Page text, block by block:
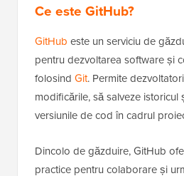
Ce este GitHub?
GitHub este un serviciu de
pentru dezvoltarea software și
folosind Git. Permite
modificările, să salveze istoricul
versiunile de cod în cadrul
Dincolo de găzduire, GitHub
practice pentru colaborare și